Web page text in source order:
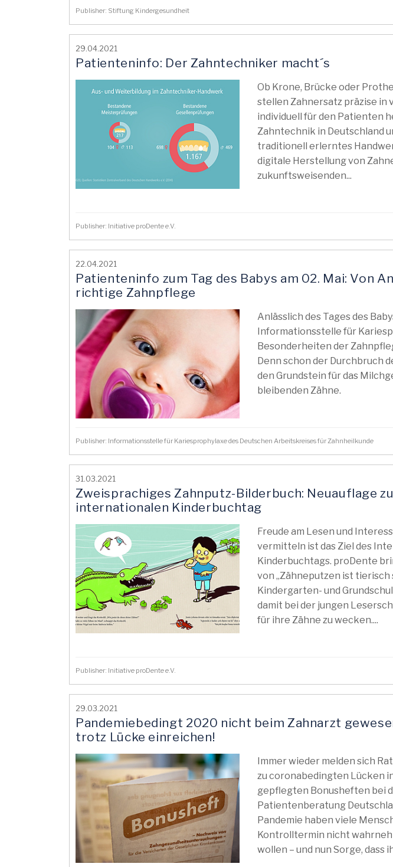
Publisher: Stiftung Kindergesundheit
29.04.2021
Patienteninfo: Der Zahntechniker macht´s
Ob Krone, Brücke oder
stellen Zahnersatz präzise in
individuell für den Patienten
Zahntechnik in Deutschland
traditionell erlerntes
digitale Herstellung von
zukunftsweisenden...
Publisher: Initiative proDente e.V.
22.04.2021
Patienteninfo zum Tag des Babys am 02. Mai: Von
richtige Zahnpflege
Anlässlich des Tages des
Informationsstelle für
Besonderheiten der
Denn schon der Durchbruch
den Grundstein für das
bleibenden Zähne.
Publisher: Informationsstelle für Kariesprophylaxe des Deutschen Arbeitskreises für Zahnheilkunde
31.03.2021
Zweisprachiges Zahnputz-Bilderbuch: Neuauflage
internationalen Kinderbuchtag
Freude am Lesen und
vermitteln ist das Ziel des
Kinderbuchtags. proDente
von „Zähneputzen ist tierisch
Kindergarten- und
damit bei der jungen
für ihre Zähne zu wecken....
Publisher: Initiative proDente e.V.
29.03.2021
Pandemiebedingt 2020 nicht beim Zahnarzt
trotz Lücke einreichen!
Immer wieder melden sich
zu coronabedingten Lücken
gepflegten Bonusheften bei
Patientenberatung
Pandemie haben viele
Kontrolltermin nicht
wollen – und nun Sorge, dass